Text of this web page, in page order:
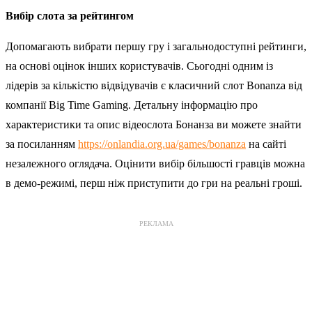
Вибір слота за рейтингом
Допомагають вибрати першу гру і загальнодоступні рейтинги,
на основі оцінок інших користувачів. Сьогодні одним із
лідерів за кількістю відвідувачів є класичний слот Bonanza від
компанії Big Time Gaming. Детальну інформацію про
характеристики та опис відеослота Бонанза ви можете знайти
за посиланням https://onlandia.org.ua/games/bonanza на сайті
незалежного оглядача. Оцінити вибір більшості гравців можна
в демо-режимі, перш ніж приступити до гри на реальні гроші.
РЕКЛАМА